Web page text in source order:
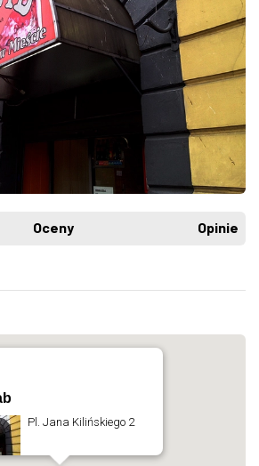
Oceny Opinie
Pl. Jana Kilińskiego 2